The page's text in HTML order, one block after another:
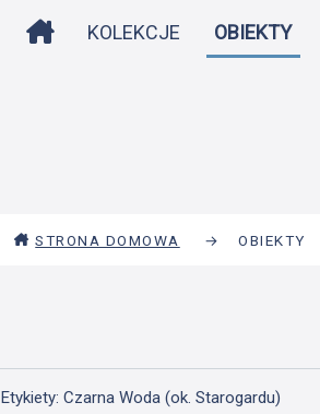
STRONA DOMOWA
KOLEKCJE OBIEKTY
STRONA DOMOWA → OBIEKTY
Etykiety: Czarna Woda (ok. Starogardu)